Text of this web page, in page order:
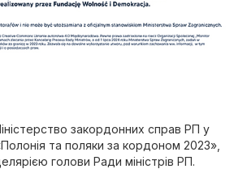
закордонних справ РП у
та поляки за кордоном 2023»,
голови Ради міністрів РП.